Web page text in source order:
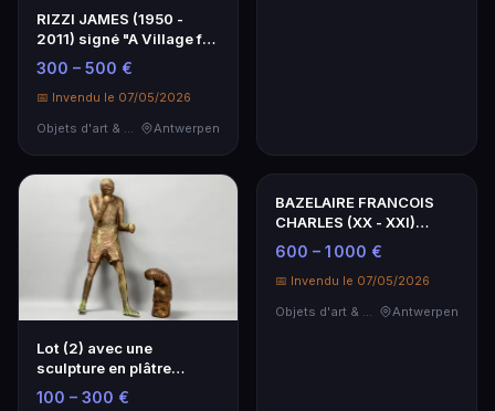
RIZZI JAMES (1950 -
2011) signé "A Village for
the World" - …
300 – 500 €
📅 Invendu le 07/05/2026
Objets d'art & Curiosités
Antwerpen
Lot (2) avec une
sculpture en plâtre
réalisée par Jean-Pierr…
100 – 300 €